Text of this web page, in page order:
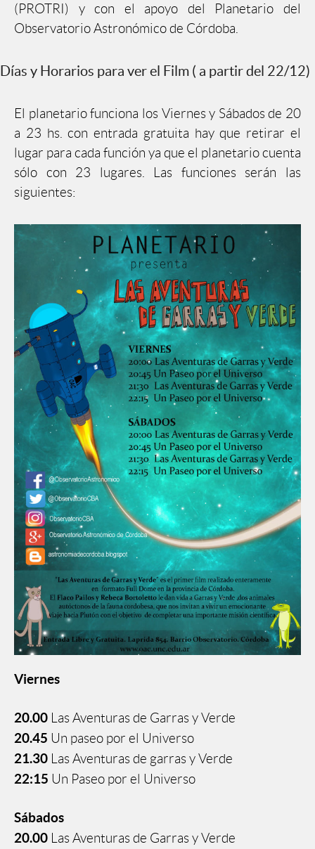
(PROTRI) y con el apoyo del Planetario del
Observatorio Astronómico de Córdoba.
Días y Horarios para ver el Film ( a partir del 22/12)
El planetario funciona los Viernes y Sábados de 20
a 23 hs. con entrada gratuita hay que retirar el
lugar para cada función ya que el planetario cuenta
sólo con 23 lugares. Las funciones serán las
siguientes:
Viernes
20.00 Las Aventuras de Garras y Verde
20.45 Un paseo por el Universo
21.30 Las Aventuras de garras y Verde
22:15 Un Paseo por el Universo
Sábados
20.00 Las Aventuras de Garras y Verde